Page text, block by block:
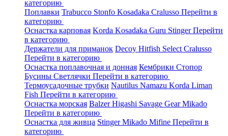
категорию
Поплавки Trabucco Stonfo Kosadaka Cralusso Перейти в
категорию
Оснастка карповая Korda Kosadaka Guru StingerПерейти
в категорию
Держатели для приманок Decoy Hitfish Select Cralusso
Перейти в категорию
Оснастка поплавочная и донная Кембрики Стопор
Бусины Светлячки Перейти в категорию
Термоусадочные трубки Nautilus Namazu Korda Liman
Fish Перейти в категорию
Оснастка морская BalzerHigashi Savage GearMikado
Перейти в категорию
Оснастка для живца StingerMikado Mifine Перейти в
категорию